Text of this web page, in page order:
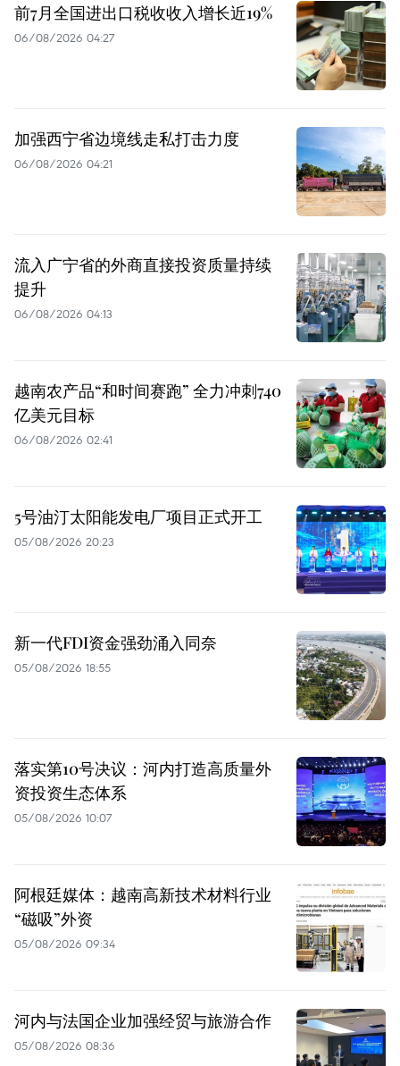
前7月全国进出口税收收入增长近19%
06/08/2026 04:27
加强西宁省边境线走私打击力度
06/08/2026 04:21
流入广宁省的外商直接投资质量持续
提升
06/08/2026 04:13
越南农产品“和时间赛跑” 全力冲刺740
亿美元目标
06/08/2026 02:41
5号油汀太阳能发电厂项目正式开工
05/08/2026 20:23
新一代FDI资金强劲涌入同奈
05/08/2026 18:55
落实第10号决议：河内打造高质量外
资投资生态体系
05/08/2026 10:07
阿根廷媒体：越南高新技术材料行业
“磁吸”外资
05/08/2026 09:34
河内与法国企业加强经贸与旅游合作
05/08/2026 08:36